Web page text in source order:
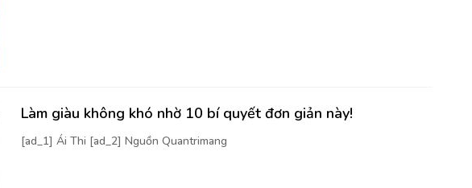
Làm giàu không khó nhờ 10 bí quyết đơn giản này!
[ad_1] Ái Thi [ad_2] Nguồn Quantrimang